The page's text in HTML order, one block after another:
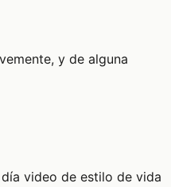
y de alguna
video de estilo de vida